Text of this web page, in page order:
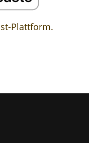
Plattform.